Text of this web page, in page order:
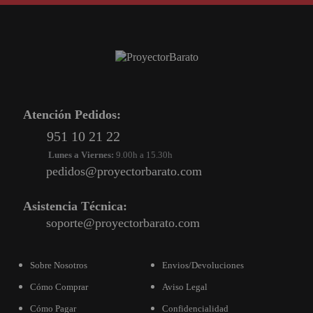
PROYECTOR PARA FUTBOL
REACONDICIONADOS
¿QUÉ MODELO NECESITO?
OFERTAS DESTACADAS
TIPOS DE PROYECTOR
PROYECCIÓN
PRODUCTOS
RECOMENDADOS
Atención Pedidos:
951 10 21 22
Lunes a Viernes: 9.00h a 15.30h
pedidos@proyectorbarato.com
Asistencia Técnica:
soporte@proyectorbarato.com
Sobre Nosotros
Cómo Comprar
Cómo Pagar
Envios/Devoluciones
Aviso Legal
Confidencialidad